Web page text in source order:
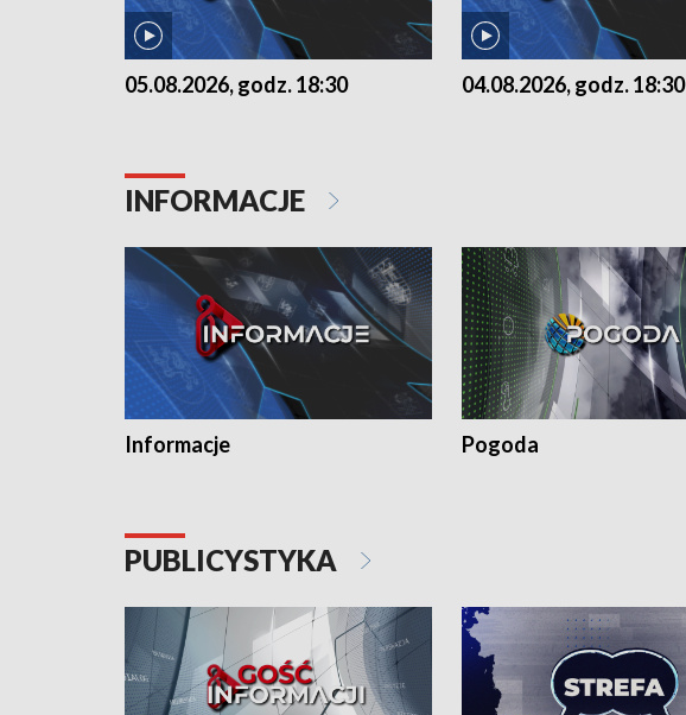
05.08.2026, godz. 18:30 04.08.2026, godz. 18:30
INFORMACJE
Informacje Pogoda
PUBLICYSTYKA